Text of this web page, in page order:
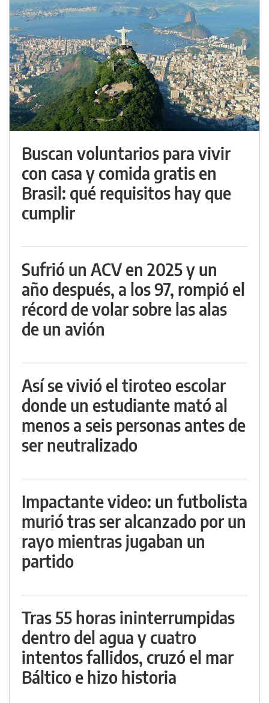
Buscan voluntarios para vivir
con casa y comida gratis en
Brasil: qué requisitos hay que
cumplir
Sufrió un ACV en 2025 y un
año después, a los 97, rompió el
récord de volar sobre las alas
de un avión
Así se vivió el tiroteo escolar
donde un estudiante mató al
menos a seis personas antes de
ser neutralizado
Impactante video: un futbolista
murió tras ser alcanzado por un
rayo mientras jugaban un
partido
Tras 55 horas ininterrumpidas
dentro del agua y cuatro
intentos fallidos, cruzó el mar
Báltico e hizo historia